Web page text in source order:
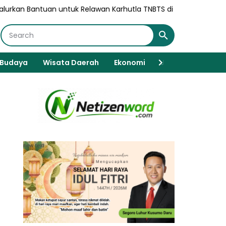
Relawan Karhutla TNBTS di Bromo Polri: Sertifikat Prestasi
Budaya Wisata Daerah Ekonomi Javanese